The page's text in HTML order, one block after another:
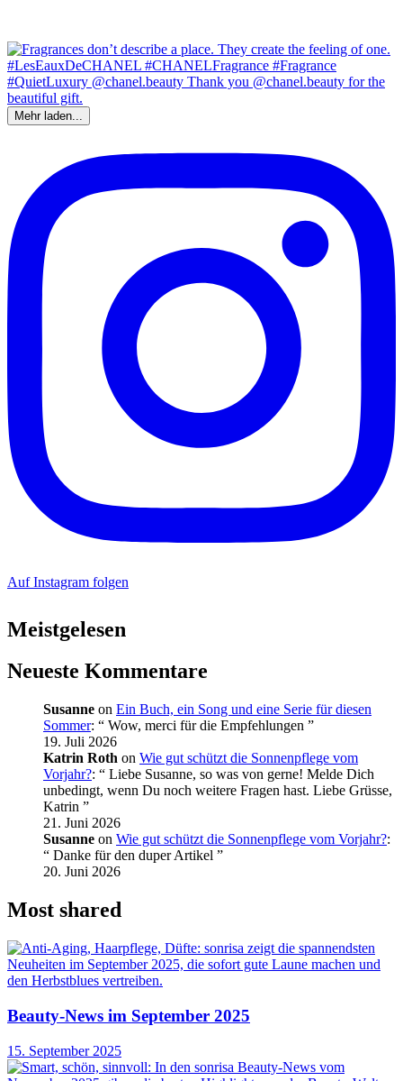
Mehr laden...
Auf Instagram folgen
Meistgelesen
Neueste Kommentare
Susanne on Ein Buch, ein Song und eine Serie für diesen
Sommer: “ Wow, merci für die Empfehlungen ”
19. Juli 2026
Katrin Roth on Wie gut schützt die Sonnenpflege vom
Vorjahr?: “ Liebe Susanne, so was von gerne! Melde Dich
unbedingt, wenn Du noch weitere Fragen hast. Liebe Grüsse,
Katrin ”
21. Juni 2026
Susanne on Wie gut schützt die Sonnenpflege vom Vorjahr?:
“ Danke für den duper Artikel ”
20. Juni 2026
Most shared
Beauty-News im September 2025
15. September 2025